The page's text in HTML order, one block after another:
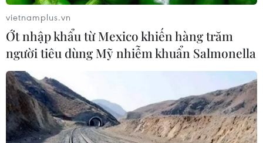
ngư dân phấn khởi vươn khơi
06/08/2026 09:06
Giá dầu tăng khi nhà đầu tư thận
trọng trước tình hình Trung Đông
06/08/2026 09:03
vietnamplus.vn
Ớt nhập khẩu từ Mexico khiến hàng trăm
người tiêu dùng Mỹ nhiễm khuẩn Salmonella